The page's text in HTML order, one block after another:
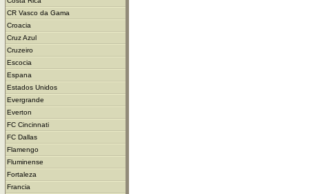
CR Vasco da Gama
Croacia
Cruz Azul
Cruzeiro
Escocia
Espana
Estados Unidos
Evergrande
Everton
FC Cincinnati
FC Dallas
Flamengo
Fluminense
Fortaleza
Francia